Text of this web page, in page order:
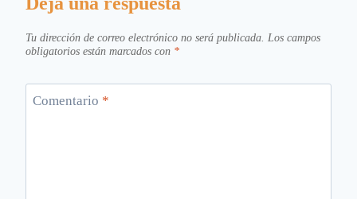
Tu dirección de correo electrónico no será publicada. Los campos
obligatorios están marcados con *
Comentario *